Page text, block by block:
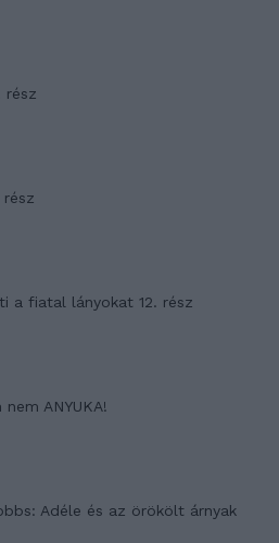
rész
rész
a fiatal lányokat 12. rész
nem ANYUKA!
Adéle és az örökölt árnyak